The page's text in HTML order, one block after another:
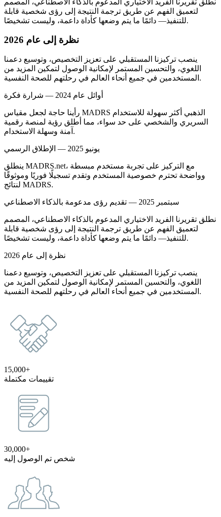
نطلق تقريرنا الفريد الاختياري المدعوم بالذكاء الاصطناعي، المصمم
لتعميق الفهم عن طريق ترجمة النتيجة إلى رؤى شخصية قابلة
للتنفيذ— دائمًا ما يتم وضعها كأداة داعمة، وليست تشخيصًا.
نظرة إلى عام 2026
ينصب تركيزنا المستقبلي على تعزيز التخصيص، وتوسيع دعمنا
اللغوي، والتحسين المستمر لإمكانية الوصول لتمكين المزيد من
المستخدمين في جميع أنحاء العالم في رحلتهم للصحة النفسية.
أوائل عام 2024 — شرارة فكرة
رأينا حاجة لجعل مقياس MADRS الذهبي أكثر سهولة للاستخدام
السريري والشخصي على حد سواء، مما أطلق رؤية لمنصة رقمية
آمنة وسهلة الاستخدام.
يونيو 2025 — الإطلاق الرسمي
ينطلق MADRS.net، مع التركيز على تجربة مستخدم مبسطة
وواضحة تحترم خصوصية المستخدم وتقدم تسجيلًا فوريًا وموثوقًا
لنتائج MADRS.
سبتمبر 2025 — تقديم رؤى مدعومة بالذكاء الاصطناعي
نطلق تقريرنا الفريد الاختياري المدعوم بالذكاء الاصطناعي، المصمم
لتعميق الفهم عن طريق ترجمة النتيجة إلى رؤى شخصية قابلة
للتنفيذ— دائمًا ما يتم وضعها كأداة داعمة، وليست تشخيصًا.
نظرة إلى عام 2026
ينصب تركيزنا المستقبلي على تعزيز التخصيص، وتوسيع دعمنا
اللغوي، والتحسين المستمر لإمكانية الوصول لتمكين المزيد من
المستخدمين في جميع أنحاء العالم في رحلتهم للصحة النفسية.
15,000+
تقييمات مكتملة
30,000+
شخص تم الوصول إليه